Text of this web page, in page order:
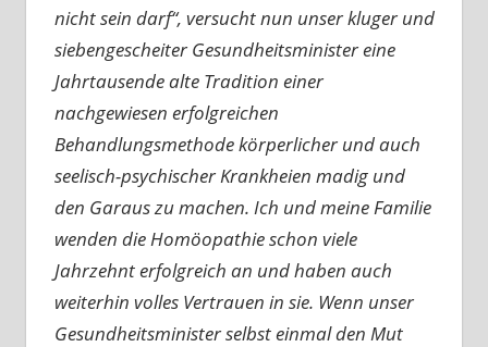
nicht sein darf“, versucht nun unser kluger und
siebengescheiter Gesundheitsminister eine
Jahrtausende alte Tradition einer
nachgewiesen erfolgreichen
Behandlungsmethode körperlicher und auch
seelisch-psychischer Krankheien madig und
den Garaus zu machen. Ich und meine Familie
wenden die Homöopathie schon viele
Jahrzehnt erfolgreich an und haben auch
weiterhin volles Vertrauen in sie. Wenn unser
Gesundheitsminister selbst einmal den Mut